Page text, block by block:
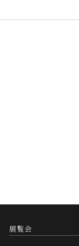
展覧会